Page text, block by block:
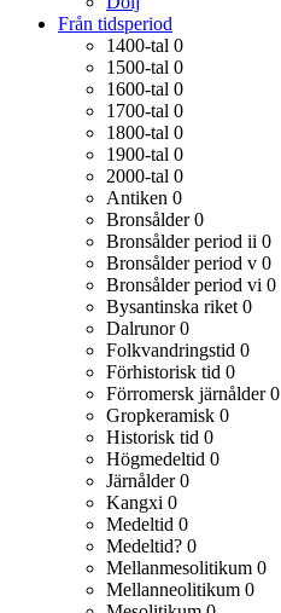
Från tidsperiod
1400-tal 0
1500-tal 0
1600-tal 0
1700-tal 0
1800-tal 0
1900-tal 0
2000-tal 0
Antiken 0
Bronsålder 0
Bronsålder period ii 0
Bronsålder period v 0
Bronsålder period vi 0
Bysantinska riket 0
Dalrunor 0
Folkvandringstid 0
Förhistorisk tid 0
Förromersk järnålder 0
Gropkeramisk 0
Historisk tid 0
Högmedeltid 0
Järnålder 0
Kangxi 0
Medeltid 0
Medeltid? 0
Mellanmesolitikum 0
Mellanneolitikum 0